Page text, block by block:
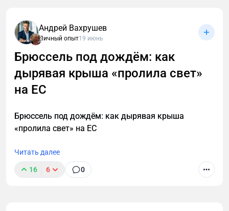
Андрей Вахрушев
Личный опыт19 июнь
Брюссель под дождём: как
дырявая крыша «пролила свет»
на ЕС
Брюссель под дождём: как дырявая крыша
«пролила свет» на ЕС
Читать далее
16 6 0